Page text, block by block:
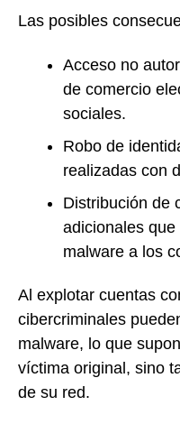
Las posibles
Acceso no
de comercio
sociales.
Robo de
realizadas con
Distribución de
adicionales
malware a los
Al explotar cuentas
cibercriminales
malware, lo que
víctima original, sino
de su red.